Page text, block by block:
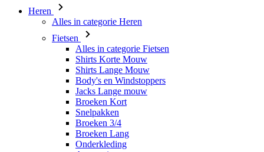
Shirts Lange Mouw
Body's en Windstoppers
Jacks Lange mouw
Broeken Kort
Snelpakken
Broeken 3/4
Broeken Lang
Onderkleding
Accessoires
Mutsen en Petten
Handschoenen
Sokken
Overig